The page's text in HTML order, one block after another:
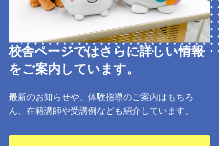
校舎ページではさらに詳しい情報
をご案内しています。
最新のお知らせや、体験指導のご案内はもちろ
ん、在籍講師や受講例なども紹介しています。